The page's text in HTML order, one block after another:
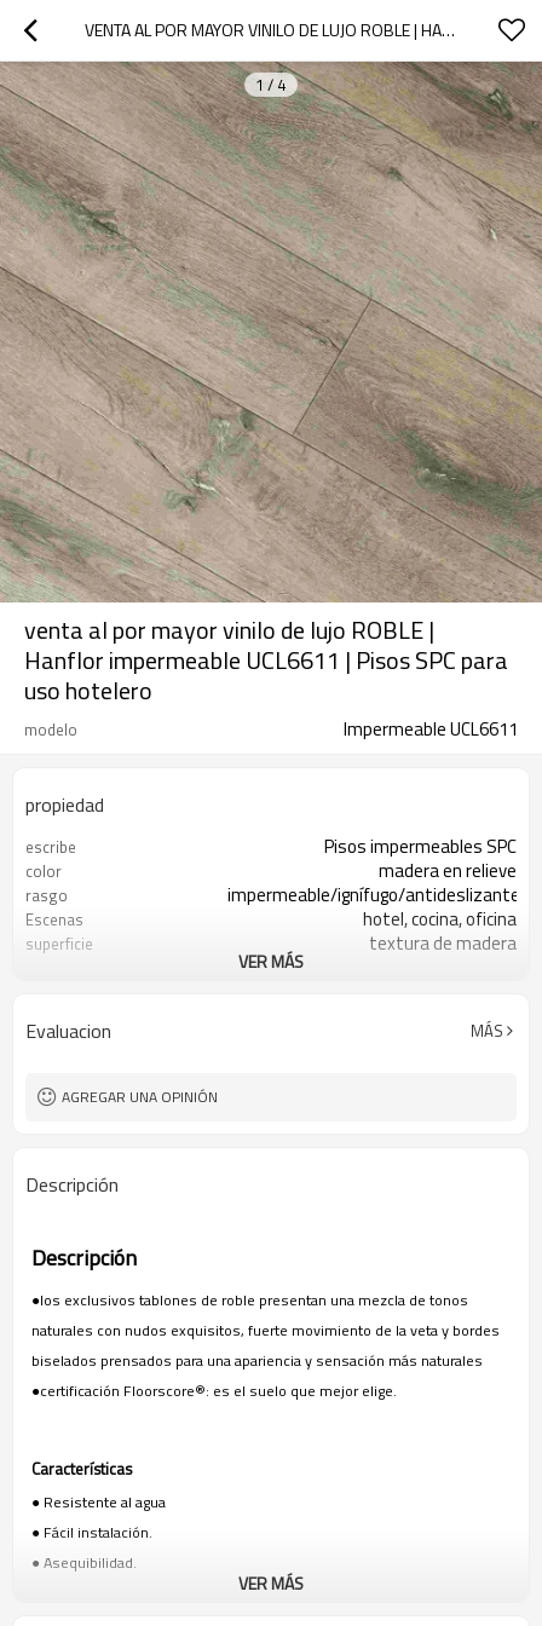
VENTA AL POR MAYOR VINILO DE LUJO ROBLE | HANFLOR IMPERMEABLE UCL6611 | PISOS SPC PARA USO HOTELERO
1 / 4
venta al por mayor vinilo de lujo ROBLE |
Hanflor impermeable UCL6611 | Pisos SPC para
uso hotelero
modelo Impermeable UCL6611
propiedad
escribe Pisos impermeables SPC
color madera en relieve
rasgo impermeable/ignífugo/antideslizante
Escenas hotel, cocina, oficina
superficie textura de madera
0,3 mm/0,5 mm
certificados CE/ISO9001/Puntuación de piso
VER MÁS
Evaluacion MÁS
AGREGAR UNA OPINIÓN
Descripción
Descripción
●los exclusivos tablones de roble presentan una mezcla de tonos
naturales con nudos exquisitos, fuerte movimiento de la veta y bordes
biselados prensados para una apariencia y sensación más naturales
●certificación Floorscore®: es el suelo que mejor elige.
Características
● Resistente al agua
● Fácil instalación.
● Asequibilidad.
VER MÁS